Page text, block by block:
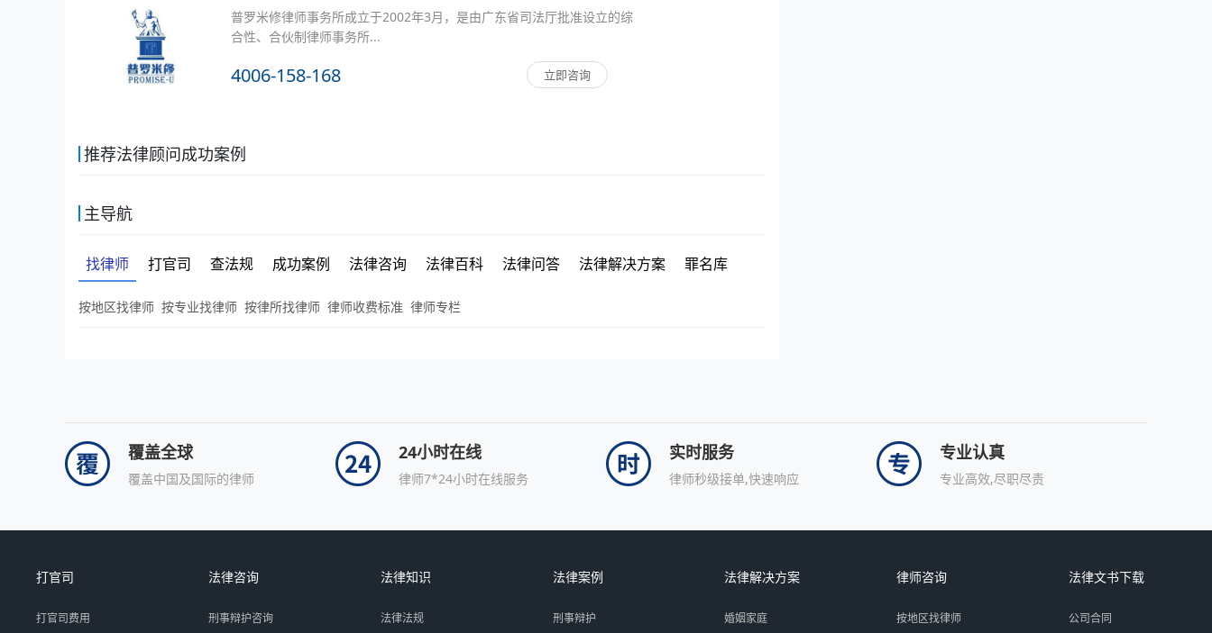
普罗米修律师事务所成立于2002年3月，是由广东省司法厅批准设立的综
合性、合伙制律师事务所...
4006-158-168 立即咨询
推荐法律顾问成功案例
主导航
找律师 打官司 查法规 成功案例 法律咨询 法律百科 法律问答 法律解决方案 罪名库
按地区找律师 按专业找律师 按律所找律师 律师收费标准 律师专栏
覆盖全球
覆盖中国及国际的律师
24小时在线
律师7*24小时在线服务
实时服务
律师秒级接单,快速响应
专业认真
专业高效,尽职尽责
打官司
打官司费用
法律咨询
刑事辩护咨询
法律知识
法律法规
法律案例
刑事辩护
法律解决方案
婚姻家庭
律师咨询
按地区找律师
法律文书下载
公司合同